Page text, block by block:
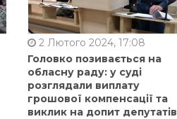
2 Лютого 2024, 17:08
Головко позивається на
обласну раду: у суді
розглядали виплату
грошової компенсації та
виклик на допит депутатів